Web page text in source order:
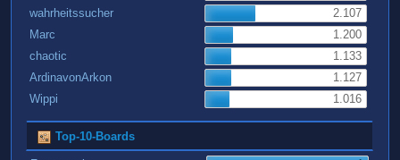
wahrheitssucher
2.107
Marc
1.200
chaotic
1.133
ArdinavonArkon
1.127
Wippi
1.016
Top-10-Boards